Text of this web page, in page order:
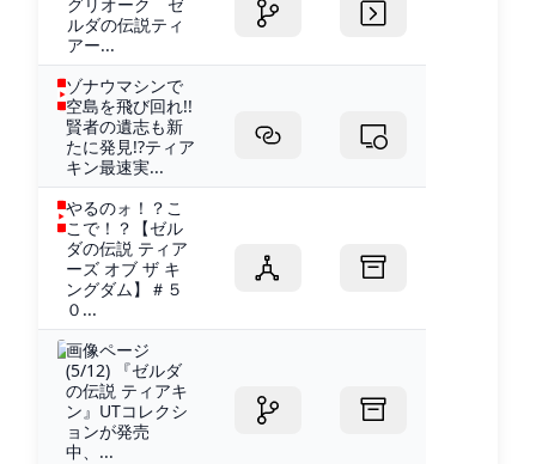
ルダの伝説ティ
アー...
ゾナウマシンで
空島を飛び回れ!!
賢者の遺志も新
たに発見!?ティア
キン最速実...
やるのォ！？こ
こで！？【ゼル
ダの伝説 ティア
ーズ オブ ザ キ
ングダム】＃５
０...
画像ページ
(5/12) 『ゼルダ
の伝説 ティアキ
ン』UTコレクシ
ョンが発売
中、...